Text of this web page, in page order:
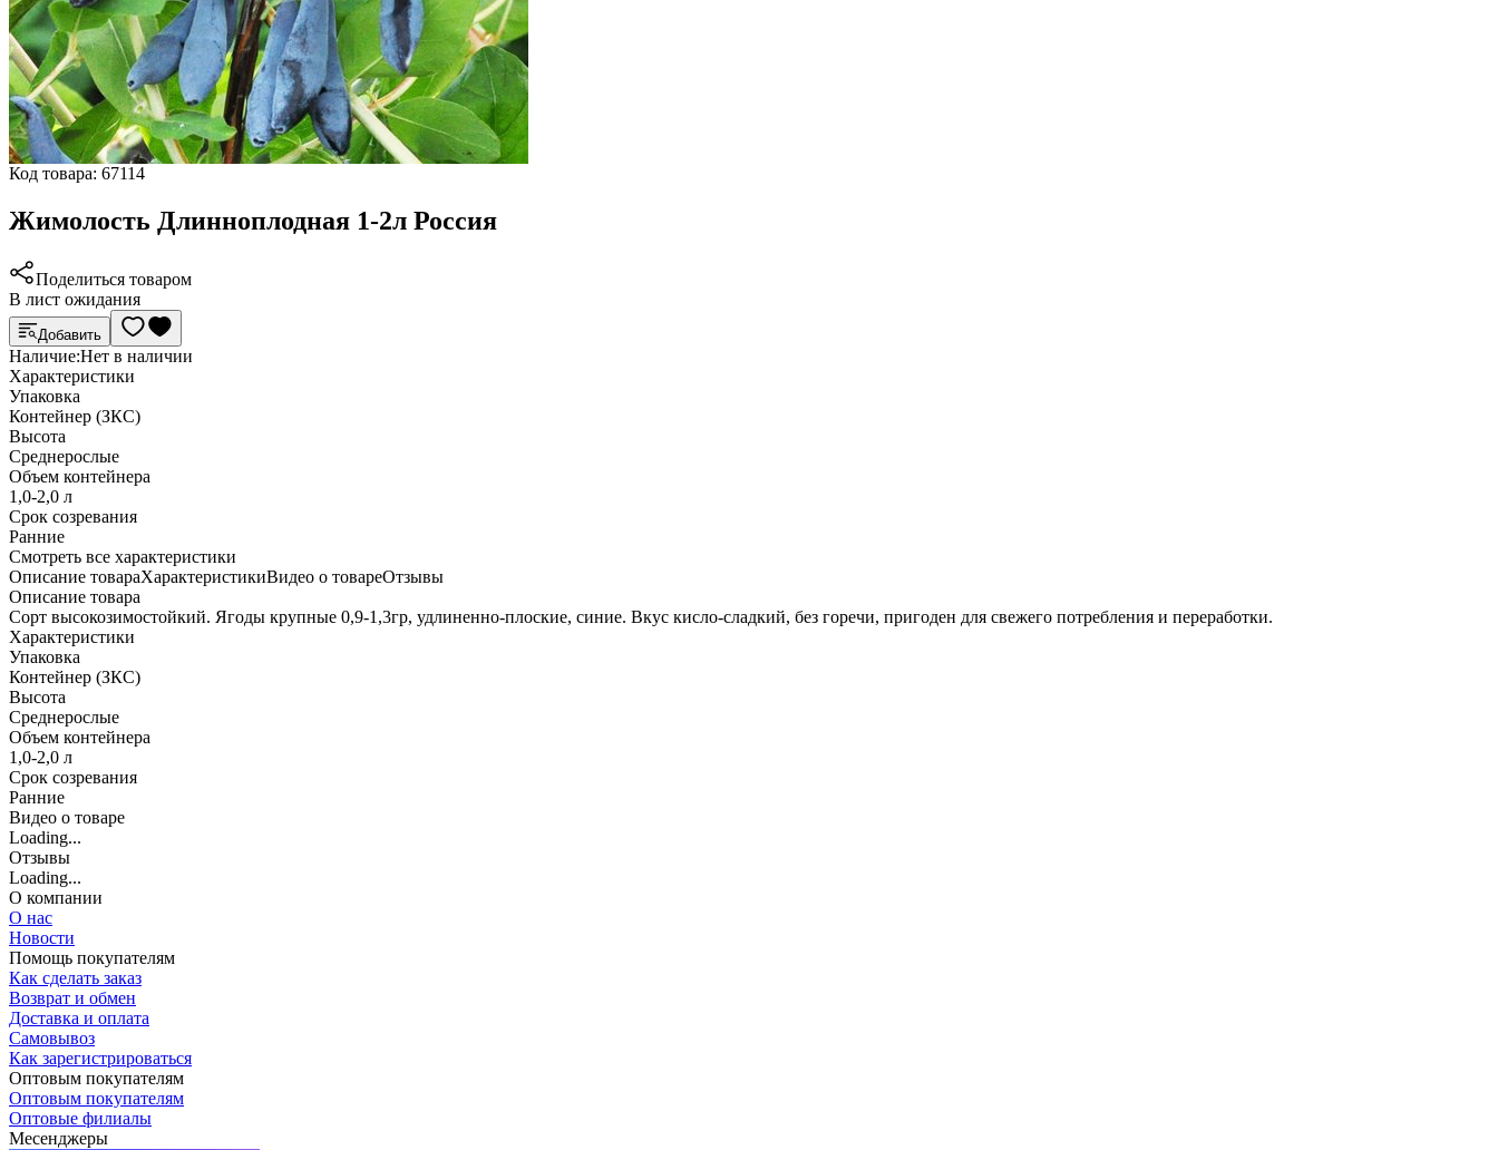
Код товара: 67114
Жимолость Длинноплодная 1-2л Россия
Поделиться товаром
В лист ожидания
Добавить
Наличие:Нет в наличии
Характеристики
Упаковка
Контейнер (ЗКС)
Высота
Среднерослые
Объем контейнера
1,0-2,0 л
Срок созревания
Ранние
Cмотреть все характеристики
Описание товараХарактеристикиВидео о товареОтзывы
Описание товара
Сорт высокозимостойкий. Ягоды крупные 0,9-1,3гр, удлиненно-плоские, синие. Вкус кисло-сладкий, без горечи, пригоден для свежего потребления и переработки.
Характеристики
Упаковка
Контейнер (ЗКС)
Высота
Среднерослые
Объем контейнера
1,0-2,0 л
Срок созревания
Ранние
Видео о товаре
Loading...
Отзывы
Loading...
О компании
О нас
Новости
Помощь покупателям
Как сделать заказ
Возврат и обмен
Доставка и оплата
Самовывоз
Как зарегистрироваться
Оптовым покупателям
Оптовым покупателям
Оптовые филиалы
Месенджеры